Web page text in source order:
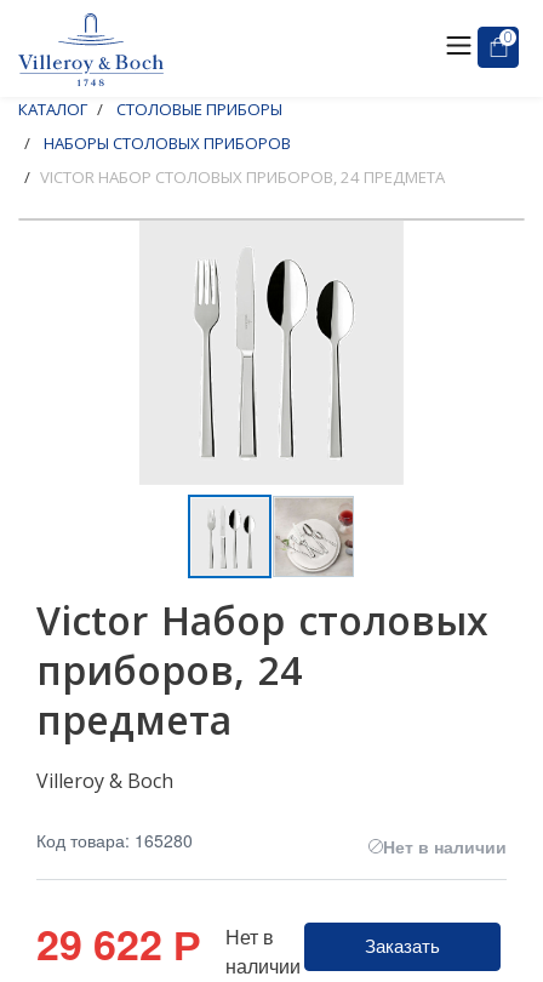
0
КАТАЛОГ
СТОЛОВЫЕ ПРИБОРЫ
НАБОРЫ СТОЛОВЫХ ПРИБОРОВ
VICTOR НАБОР СТОЛОВЫХ ПРИБОРОВ, 24 ПРЕДМЕТА
Victor Набор столовых
приборов, 24
предмета
Villeroy & Boch
Код товара: 165280 Нет в наличии
29 622 Р
Нет в
наличии
Заказать